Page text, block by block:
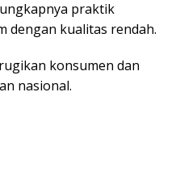
praktik
dengan kualitas rendah.
konsumen dan
nasional.